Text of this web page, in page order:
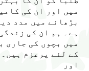
میں اور ان کی
بڑھانے میں مدد
ہے۔ ہم ان کی
میں بچوں کی جاری
کے لئے پرعزم ہیں۔
اور